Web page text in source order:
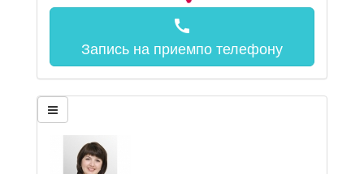
call
Запись на приемпо телефону